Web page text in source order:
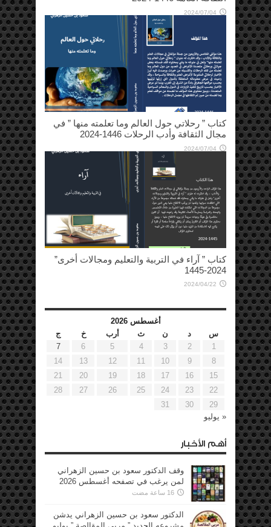
2024/07/04
كتاب ” رحلاتي حول العالم وما تعلمته منها ” في
مجال الثقافة وأدب الرحلات 1446-2024
2024/07/04
كتاب ” آراء في التربية والتعليم ومجالات أخرى”
2024-1445
2024/04/22
أغسطس 2026
س
د ن ث أرب خ
ج
1
2
3
4
5
6
7
8
9
10
11
12
13
14
15
16
17
18
19
20
21
22
23
24
25
26
27
28
29
30
31
« يوليو
أهم الأخبار
وقف الدكتور سعود بن حسين الزهراني
لمن يرغب في تصفحه أغسطس 2026
16 ساعة مضت
الدكتور سعود بن حسين الزهراني يدشن